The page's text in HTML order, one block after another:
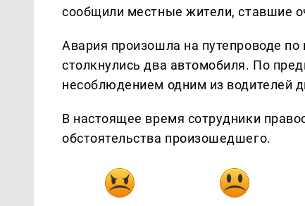
сообщили местные жители, ставшие
Авария произошла на путепроводе по
столкнулись два автомобиля. По
несоблюдением одним из водителей
В настоящее время сотрудники
обстоятельства произошедшего.